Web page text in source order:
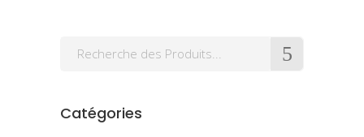
Search
Catégories